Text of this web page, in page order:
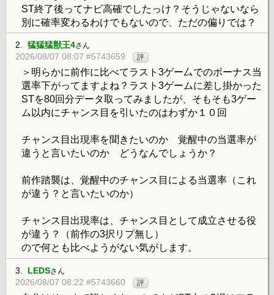
ST終了後ってナビ高確でしたっけ？そうじゃないなら
別に確率変わるわけでもないので、ただの偏りでは？
2. 猛猛猛獣王4さん
2026/08/07 08:07 #5743659 評
＞明らかに前作に比べてラスト3ゲー厶でのボーナス当
選率下がってますよね？ラスト3ゲームに差し掛かった
STを80回分データ取ってみましたが、そもそも3ゲー
ム以内にチャンス目を引いたのはわずか１０回
チャンス目出現率を聞きたいのか 覚醒中の当選率が
違うと言いたいのか どうなんでしょうか？
前作踏襲は、覚醒中のチャンス目による当選率（これ
が違う？と言いたいのか）
チャンス目出現率は、チャンス目として成立させる役
が違う？（前作の3択リプ無し）
ので何とも比べようがない気がします。
3. LEDSさん
2026/08/07 08:22 #5743660 評